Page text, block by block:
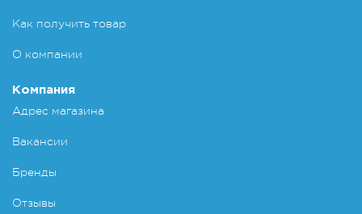
Как получить товар
О компании
Компания
Адрес магазина
Вакансии
Бренды
Отзывы